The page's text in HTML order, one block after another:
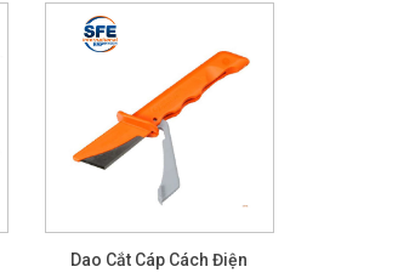
Dao Cắt Cáp Cách Điện